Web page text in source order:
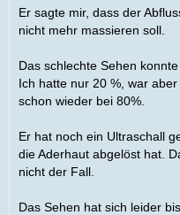
Er sagte mir, dass der
nicht mehr massieren soll.
Das schlechte Sehen
Ich hatte nur 20 %, war
schon wieder bei 80%.
Er hat noch ein Ultraschall
die Aderhaut abgelöst hat.
nicht der Fall.
Das Sehen hat sich leider